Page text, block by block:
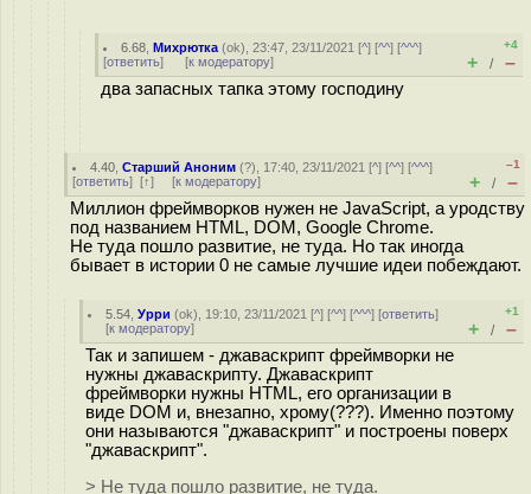
6.68 ,Михрютка (ok), 23:47, 23/11/2021 [^] [^^] [^^^]
[ответить] [к модератору]
+4
+ / –
два запасных тапка этому господину
4.40 ,Старший Аноним (?), 17:40, 23/11/2021 [^] [^^] [^^^]
[ответить] [↑] [к модератору]
–1
+ / –
Миллион фреймворков нужен не JavaScript, а уродству
под названием HTML, DOM, Google Chrome.
Не туда пошло развитие, не туда. Но так иногда
бывает в истории 0 не самые лучшие идеи побеждают.
5.54 ,Урри (ok), 19:10, 23/11/2021 [^] [^^] [^^^] [ответить]
[к модератору]
+1
+ / –
Так и запишем - джаваскрипт фреймворки не
нужны джаваскрипту. Джаваскрипт
фреймворки нужны HTML, его организации в
виде DOM и, внезапно, хрому(???). Именно поэтому
они называются "джаваскрипт" и построены поверх
"джаваскрипт".
> Не туда пошло развитие, не туда.